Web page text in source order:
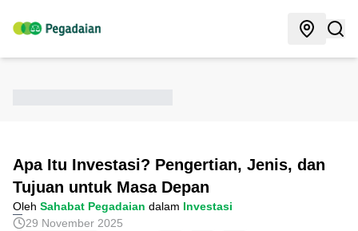
Apa Itu Investasi? Pengertian, Jenis, dan
Tujuan untuk Masa Depan
Oleh Sahabat Pegadaian dalam Investasi
29 November 2025